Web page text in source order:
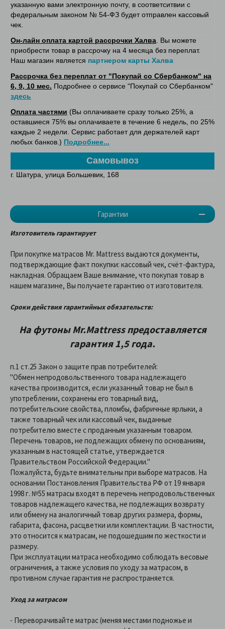
Гарантии
указанную вами электронную почту, в соответситвии с
федеральным законом № 54-ФЗ будет отправлен кассовый
чек.
Он-лайн оплата картой рассрочки Халва. Вы можете
приобрести товар в рассрочку на 4 месяца без переплат.
Наш магазин является партнером карты Халва
Рассрочка без переплат от "Покупай со Сбербанком" на
6, 9, 10 мес. Подробнее о сервисе "Покупай со Сбербанком"
здесь
Оплата частями (Вы оплачиваете сразу только 25%, а
оставшиеся 75% вы оплачиваете в течение 6 недель, по 25%
каждые 2 недели. Сервис работает для держателей карт
любых банков.) Подробнее...
Самовывоз
г. Шатура, улица Большевик, 168
Изготовитель гарантирует
При покупке матрасов Mr. Mattress выдаются документы,
подтверждающие факт покупки: кассовый чек, счёт-фактура,
накладная. Обращаем Ваше внимание, что покупая товар в
нашем магазине, Вы получаете гарантию от изготовителя.
Сроки действия гарантийных обязательств:
На футоны Mr.Mattress предоставляетcя
гарантия 1,5 года.
п.1 ст.25 Закон о защите прав потребителей:
"Обмен непродовольственного товара надлежащего
качества производится, если указанный товар не был в
употреблении, сохранены его товарный вид,
потребительские свойства, пломбы, фабричные ярлыки, а
также товарный чек или кассовый чек, выданные
потребителю вместе с проданным указанным товаром.
Перечень товаров, не подлежащих обмену по основаниям,
указанным в настоящей статье, утверждается
Правительством Российской Федерации."
Пожалуйста, будьте внимательны при выборе матрасов. На
основании Постановления Правительства РФ от 19 января
1998 г. №55 матрасы входят в перечень непродовольственных
товаров надлежащего качества, не подлежащих возврату
или обмену на аналогичный товар других размера, формы,
габарита, фасона, расцветки или комплектации. В частности,
это относится к матрасам, не подошедшим по жесткости и
размеру.
При эксплуатации матраса необходимо соблюдать весовые
ограничения, а также условия по уходу за матрасом, в
противном случае гарантия не распространяется.
Уход за матрасом
- Переворачивайте матрас (меняя местами подножье и